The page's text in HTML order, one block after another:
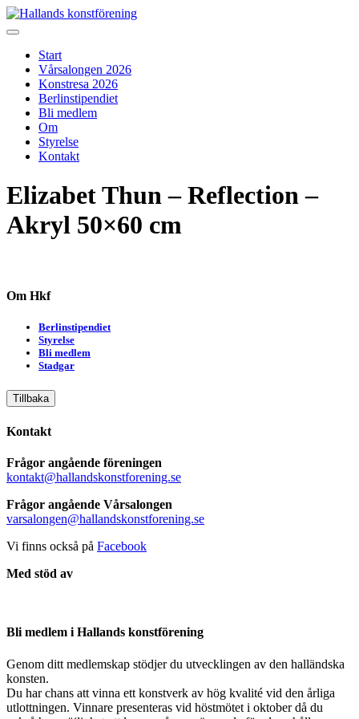
Skip
to
Start
Vårsalongen 2026
Konstresa 2026
Berlinstipendiet
Bli medlem
Om
Styrelse
Kontakt
Elizabet Thun – Reflection –
Akryl 50×60 cm
Om Hkf
Berlinstipendiet
Styrelse
Bli medlem
Stadgar
Tillbaka
Kontakt
Frågor angående föreningen
kontakt@hallandskonstforening.se
Frågor angående Vårsalongen
varsalongen@hallandskonstforening.se
Vi finns också på Facebook
Med stöd av
Bli medlem i Hallands konstförening
Genom ditt medlemskap stödjer du utvecklingen av den halländska
konsten.
Du har chans att vinna ett konstverk av hög kvalité vid den årliga
utlottningen. Vinnare presenteras vid höstmötet i oktober då du